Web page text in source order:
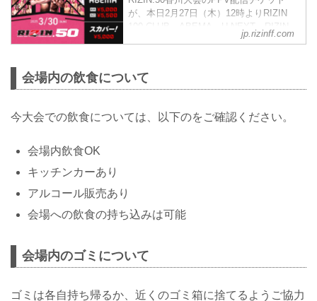
が、本日2月27日（木）12時よりRIZIN
100 CLUB、ABEMA、U-NEXT、RIZIN
LIVE、スカパー！にて販売がスタートし
の3月29日（土）23:59まで販売！
きな配信サービスでRIZIN.50香川大会を
jp.rizinff.com
会場内の飲食について
今大会での飲食については、以下のをご確認ください。
会場内飲食OK
キッチンカーあり
アルコール販売あり
会場への飲食の持ち込みは可能
会場内のゴミについて
ゴミは各自持ち帰るか、近くのゴミ箱に捨てるようご協力